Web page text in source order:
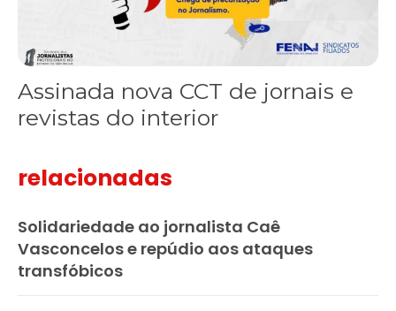
Assinada nova CCT de jornais e
revistas do interior
relacionadas
Solidariedade ao jornalista Caê
Vasconcelos e repúdio aos ataques
transfóbicos